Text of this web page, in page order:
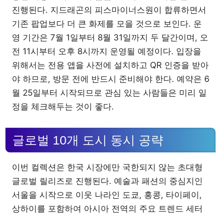
진행된다. 지드래곤의 피스마이너스원이 합류하면서
기존 팝업보다 더 큰 화제를 모을 것으로 보인다. 운
영 기간은 7월 1일부터 8월 31일까지 두 달간이며, 오
전 11시부터 오후 8시까지 운영될 예정이다. 입장을
위해서는 전용 앱을 사전에 설치하고 QR 인증을 받아
야 하므로, 방문 전에 반드시 준비해야 한다. 예약은 6
월 25일부터 시작되므로 관심 있는 사람들은 미리 일
정을 체크해두는 것이 좋다.
글로벌 10개 도시 동시 공략
이번 컬렉션은 한국 시장에만 국한되지 않는 초대형
글로벌 릴리즈로 진행된다. 예술과 패션의 중심지인
서울을 시작으로 이웃 나라인 도쿄, 홍콩, 타이페이,
상하이를 포함하여 아시아 전역의 주요 트렌드 세터